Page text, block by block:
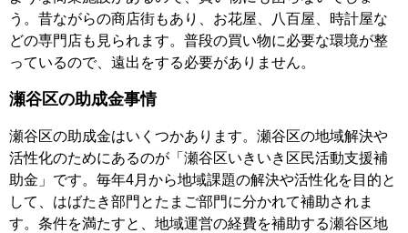
う。昔ながらの商店街もあり、お花屋、八百屋、時計屋な
どの専門店も見られます。普段の買い物に必要な環境が整
っているので、遠出をする必要がありません。
瀬谷区の助成金事情
瀬谷区の助成金はいくつかあります。瀬谷区の地域解決や
活性化のためにあるのが「瀬谷区いきいき区民活動支援補
助金」です。毎年4月から地域課題の解決や活性化を目的と
して、はばたき部門とたまご部門に分かれて補助されま
す。条件を満たすと、地域運営の経費を補助する瀬谷区地